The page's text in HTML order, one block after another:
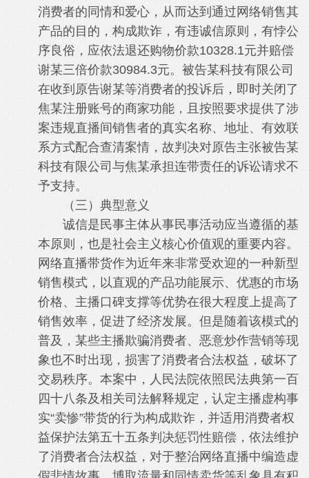
消费者的同情和爱心，从而达到通过网络销售其
产品的目的，构成欺诈，有违诚信原则，有悖公
序良俗，应依法退还购物价款10328.1元并赔偿
谢某三倍价款30984.3元。被告某科技有限公司
在收到原告谢某等消费者的投诉后，即时关闭了
焦某注册账号的商家功能，且按照要求提供了涉
案违规直播间销售者的真实名称、地址、有效联
系方式配合查清案情，故判决对原告主张被告某
科技有限公司与焦某承担连带责任的诉讼请求不
予支持。
（三）典型意义
诚信是民事主体从事民事活动应当遵循的基
本原则，也是社会主义核心价值观的重要内容。
网络直播带货作为近年来非常受欢迎的一种新型
销售模式，以直观的产品功能展示、优惠的市场
价格、主播口碑支撑等优势在很大程度上提高了
销售效率，促进了经济发展。但是随着该模式的
普及，某些主播欺骗消费者、恶意炒作营销等现
象也不时出现，损害了消费者合法权益，破坏了
交易秩序。本案中，人民法院依照民法典第一百
四十八条及相关司法解释规定，认定主播虚构事
实“卖惨”带货的行为构成欺诈，并适用消费者权
益保护法第五十五条判决惩罚性赔偿，依法维护
了消费者合法权益，对于整治网络直播中编造虚